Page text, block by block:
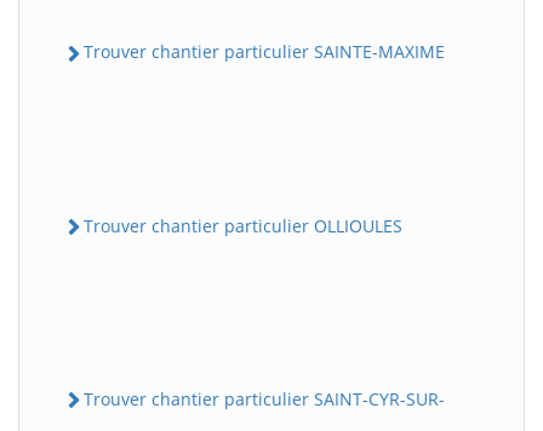
Trouver chantier particulier SAINTE-MAXIME
Trouver chantier particulier OLLIOULES
Trouver chantier particulier SAINT-CYR-SUR-